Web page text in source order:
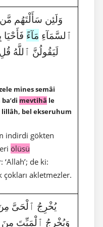
ٱلسَّمَآءِ مَآءً
لَيَقُولُنَّ ٱللَّهُ
mines semâi
mevtihâ le
bel ekseruhum
indirdi gökten
ölüsü
de ki:
çokları akletmezler.
وَيُخْرِجُ ٱلْمَيِّتَ